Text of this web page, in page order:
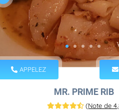
APPELEZ
MR. PRIME RIB
(Note de